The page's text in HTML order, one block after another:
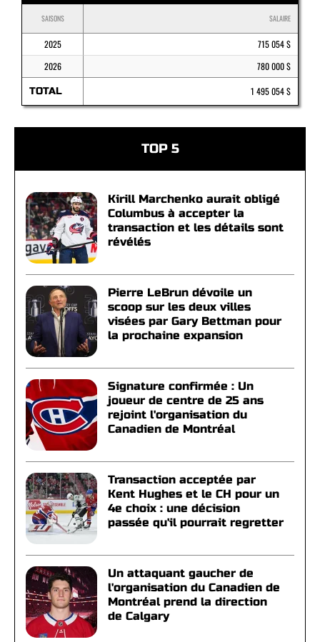
SAISONS SALAIRE
2025
715 054 $
2026
780 000 $
TOTAL 1 495 054 $
TOP 5
Kirill Marchenko aurait obligé
Columbus à accepter la
transaction et les détails sont
révélés
Pierre LeBrun dévoile un
scoop sur les deux villes
visées par Gary Bettman pour
la prochaine expansion
Signature confirmée : Un
joueur de centre de 25 ans
rejoint l'organisation du
Canadien de Montréal
Transaction acceptée par
Kent Hughes et le CH pour un
4e choix : une décision
passée qu'il pourrait regretter
Un attaquant gaucher de
l'organisation du Canadien de
Montréal prend la direction
de Calgary